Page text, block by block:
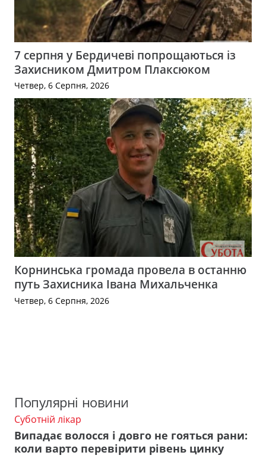
7 серпня у Бердичеві попрощаються із
Захисником Дмитром Плаксюком
Четвер, 6 Серпня, 2026
Корнинська громада провела в останню
путь Захисника Івана Михальченка
Четвер, 6 Серпня, 2026
Популярні новини
Суботній лікар
Випадає волосся і довго не гояться рани:
коли варто перевірити рівень цинку